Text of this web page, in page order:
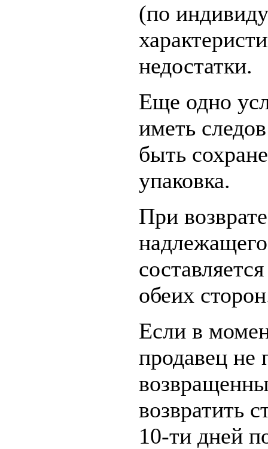
(по
недостатки.
Еще одно
иметь
быть
упаковка.
При
обеих
Если в
продавец не
возвратить
10-ти дней